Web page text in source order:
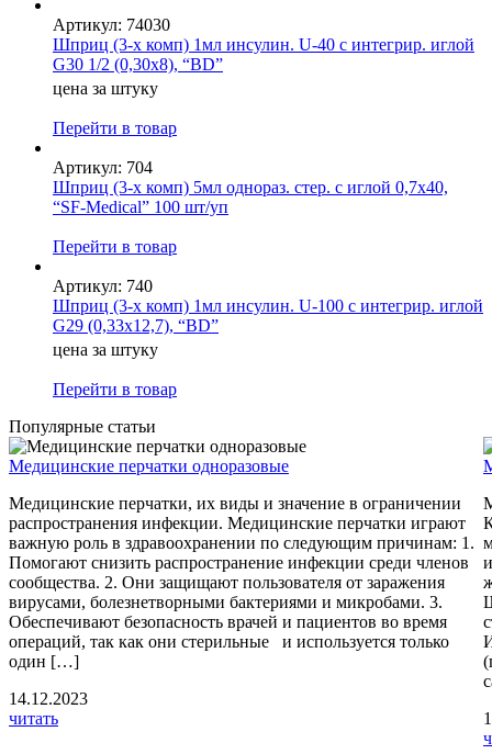
Артикул: 74030
Шприц (3-х комп) 1мл инсулин. U-40 с интегрир. иглой
G30 1/2 (0,30х8), “BD”
цена за штуку
Перейти в товар
Артикул: 704
Шприц (3-х комп) 5мл однораз. стер. с иглой 0,7х40,
“SF-Medical” 100 шт/уп
Перейти в товар
Артикул: 740
Шприц (3-х комп) 1мл инсулин. U-100 с интегрир. иглой
G29 (0,33х12,7), “BD”
цена за штуку
Перейти в товар
Популярные статьи
Медицинские перчатки одноразовые
Медицинские перчатки, их виды и значение в ограничении
распространения инфекции. Медицинские перчатки играют
важную роль в здравоохранении по следующим причинам: 1.
Помогают снизить распространение инфекции среди членов
сообщества. 2. Они защищают пользователя от заражения
вирусами, болезнетворными бактериями и микробами. 3.
Обеспечивают безопасность врачей и пациентов во время
операций, так как они стерильные и используется только
один […]
14.12.2023
читать